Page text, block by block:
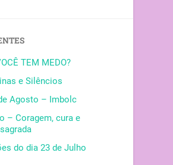
TEM MEDO?
e Silêncios
Agosto – Imbolc
– Coragem, cura e
do dia 23 de Julho